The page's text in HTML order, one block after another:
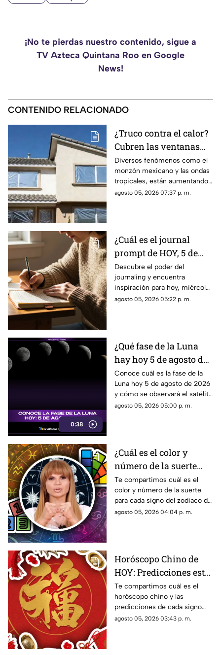
¡No te pierdas nuestro contenido, sigue a
TV Azteca Quintana Roo en Google
News!
CONTENIDO RELACIONADO
¿Truco contra el calor?
Cubren las ventanas
con papel aluminio,
esto explica la ciencia
Diversos fenómenos como el
monzón mexicano y las ondas
tropicales, están aumentando
las temperaturas en todo el
agosto 05, 2026 07:37 p. m.
¿Cuál es el journal
prompt de HOY, 5 de
agosto de 2026? Utiliza
este texto para escribir
en tu diario y
reflexionar sobre tu día
Descubre el poder del
journaling y encuentra
inspiración para hoy, miércoles
5 de agosto de 2026. Un
agosto 05, 2026 05:22 p. m.
0:38
¿Qué fase de la Luna
hay hoy 5 de agosto de
2026? Descubre cómo
se verá el satélite esta
noche
Conoce cuál es la fase de la
Luna hoy 5 de agosto de 2026
y cómo se observará el satélite
natural durante la noche.
agosto 05, 2026 05:00 p. m.
¿Cuál es el color y
número de la suerte
HOY, 5 de agosto de
2026? Predicciones de
Mhoni Vidente para
cada signo este
Te compartimos cuál es el
color y número de la suerte
para cada signo del zodiaco de
acuerdo al horóscopo de
agosto 05, 2026 04:04 p. m.
Horóscopo Chino de
HOY: Predicciones este
5 de agosto de 2026
para cada signo del
zodiaco
Te compartimos cuál es el
horóscopo chino y las
predicciones de cada signo
para el día de hoy, miércoles 5
agosto 05, 2026 03:43 p. m.